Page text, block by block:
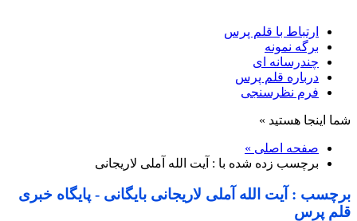
ارتباط با قلم پرس
برگه نمونه
چندرسانه ای
درباره قلم پرس
فرم نظرسنجی
شما اینجا هستید »
صفحه اصلی »
برچسب زده شده با : آیت الله آملی لاریجانی
برچسب : آیت الله آملی لاریجانی بایگانی - پایگاه خبری
قلم پرس